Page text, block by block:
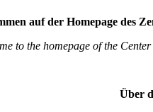
auf der Homepage des
to the homepage of the
Über